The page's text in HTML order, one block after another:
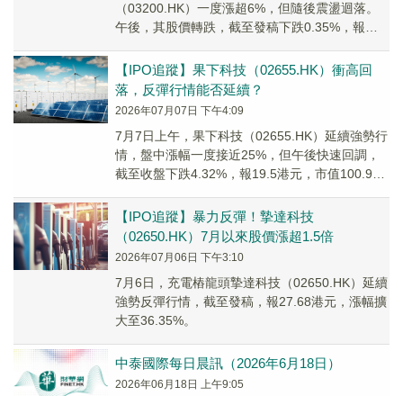
（03200.HK）一度漲超6%，但隨後震盪迴落。
午後，其股價轉跌，截至發稿下跌0.35%，報
【IPO追蹤】果下科技（02655.HK）衝高回
落，反彈行情能否延續？
2026年07月07日 下午4:09
7月7日上午，果下科技（02655.HK）延續強勢行
情，盤中漲幅一度接近25%，但午後快速回調，
截至收盤下跌4.32%，報19.5港元，市值100.95
【IPO追蹤】暴力反彈！摯達科技
（02650.HK）7月以來股價漲超1.5倍
2026年07月06日 下午3:10
7月6日，充電樁龍頭摯達科技（02650.HK）延續
強勢反彈行情，截至發稿，報27.68港元，漲幅擴
大至36.35%。
中泰國際每日晨訊（2026年6月18日）
2026年06月18日 上午9:05